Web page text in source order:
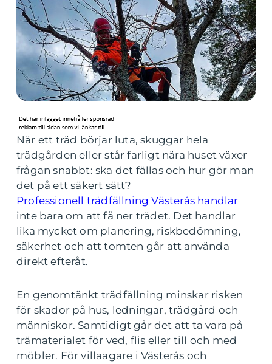
När ett träd börjar luta, skuggar hela
trädgården eller står farligt nära huset växer
frågan snabbt: ska det fällas och hur gör man
det på ett säkert sätt?
Professionell trädfällning Västerås handlar
inte bara om att få ner trädet. Det handlar
lika mycket om planering, riskbedömning,
säkerhet och att tomten går att använda
direkt efteråt.
En genomtänkt trädfällning minskar risken
för skador på hus, ledningar, trädgård och
människor. Samtidigt går det att ta vara på
trämaterialet för ved, flis eller till och med
möbler. För villaägare i Västerås och